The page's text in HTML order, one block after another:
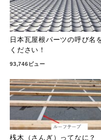
日本瓦屋根パーツの呼び名
ください！
93,746ビュー
桟木（さんぎ）ってなに